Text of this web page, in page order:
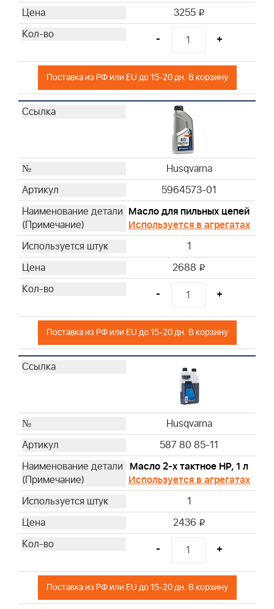
Husqvarna
Husqvarna
Husqvarna
Husqvarna
Husqvarna
Husqvarna
Husqvarna
Husqvarna
Husqvarna
Husqvarna
Husqvarna
Husqvarna
Husqvarna
Husqvarna
Husqvarna
Husqvarna
Husqvarna
Husqvarna
Husqvarna
Husqvarna
Husqvarna
Husqvarna
Husqvarna
Husqvarna
Husqvarna
Husqvarna
Husqvarna
Husqvarna
Husqvarna
Husqvarna
Husqvarna
Briggs & Stratton
Briggs & Stratton
Briggs & Stratton
Briggs & Stratton
3255 i
- +
Поставка из РФ или EU до 15-20 дн. В корзину
Husqvarna
5964573-01
Масло для пильных цепей
Используется в агрегатах
1
2688 i
- +
Поставка из РФ или EU до 15-20 дн. В корзину
Husqvarna
587 80 85-11
Масло 2-х тактное HP, 1 л
Используется в агрегатах
1
2436 i
- +
Поставка из РФ или EU до 15-20 дн. В корзину